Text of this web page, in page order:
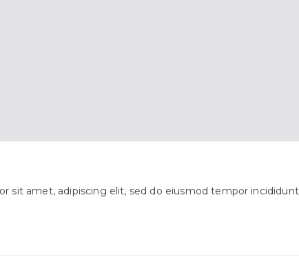
sit amet, adipiscing elit, sed do eiusmod tempor incididunt